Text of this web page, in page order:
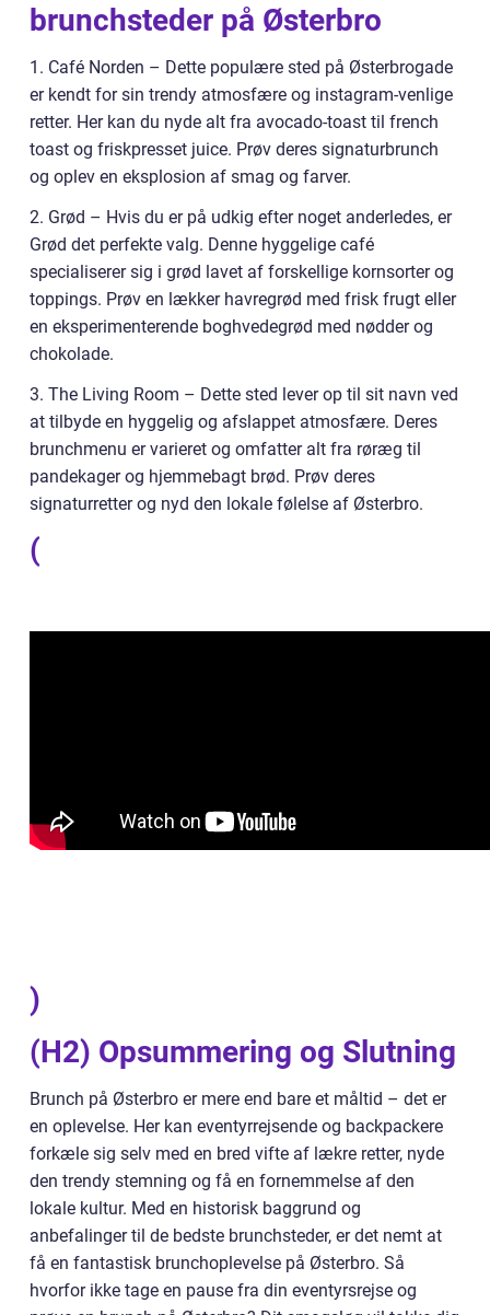
brunchsteder på Østerbro
1. Café Norden – Dette populære sted på Østerbrogade
er kendt for sin trendy atmosfære og instagram-venlige
retter. Her kan du nyde alt fra avocado-toast til french
toast og friskpresset juice. Prøv deres signaturbrunch
og oplev en eksplosion af smag og farver.
2. Grød – Hvis du er på udkig efter noget anderledes, er
Grød det perfekte valg. Denne hyggelige café
specialiserer sig i grød lavet af forskellige kornsorter og
toppings. Prøv en lækker havregrød med frisk frugt eller
en eksperimenterende boghvedegrød med nødder og
chokolade.
3. The Living Room – Dette sted lever op til sit navn ved
at tilbyde en hyggelig og afslappet atmosfære. Deres
brunchmenu er varieret og omfatter alt fra røræg til
pandekager og hjemmebagt brød. Prøv deres
signaturretter og nyd den lokale følelse af Østerbro.
(
)
(H2) Opsummering og Slutning
Brunch på Østerbro er mere end bare et måltid – det er
en oplevelse. Her kan eventyrrejsende og backpackere
forkæle sig selv med en bred vifte af lækre retter, nyde
den trendy stemning og få en fornemmelse af den
lokale kultur. Med en historisk baggrund og
anbefalinger til de bedste brunchsteder, er det nemt at
få en fantastisk brunchoplevelse på Østerbro. Så
hvorfor ikke tage en pause fra din eventyrsrejse og